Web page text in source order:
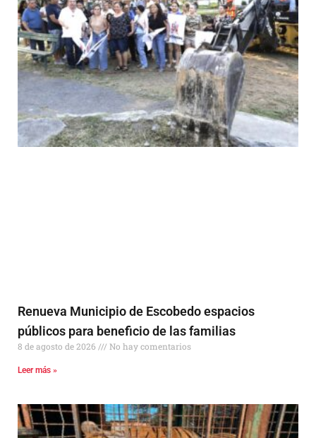
Renueva Municipio de Escobedo espacios
públicos para beneficio de las familias
8 de agosto de 2026 No hay comentarios
Leer más »